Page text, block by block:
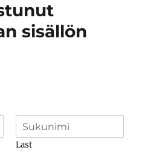
sisällön
Last